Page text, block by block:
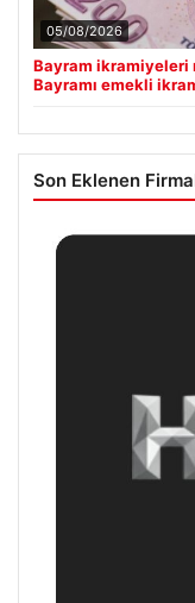
05/08/2026
Bayram ikramiyeleri
Bayramı emekli
Son Eklenen